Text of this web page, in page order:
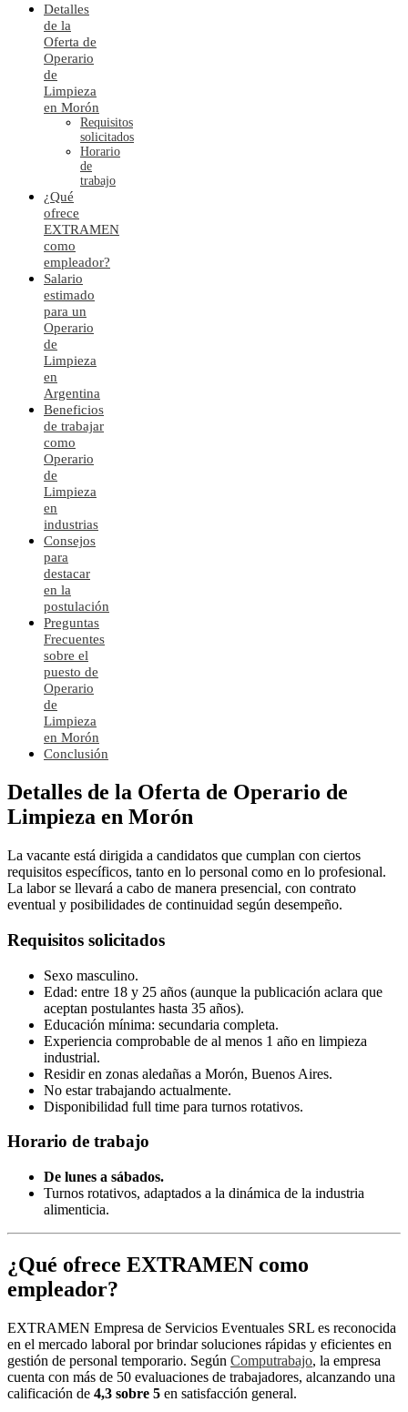
Detalles
de la
Oferta de
Operario
de
Limpieza
en Morón
Requisitos
solicitados
Horario
de
trabajo
¿Qué
ofrece
EXTRAMEN
como
empleador?
Salario
estimado
para un
Operario
de
Limpieza
en
Argentina
Beneficios
de trabajar
como
Operario
de
Limpieza
en
industrias
Consejos
para
destacar
en la
postulación
Preguntas
Frecuentes
sobre el
puesto de
Operario
de
Limpieza
en Morón
Conclusión
Detalles de la Oferta de Operario de
Limpieza en Morón
La vacante está dirigida a candidatos que cumplan con ciertos
requisitos específicos, tanto en lo personal como en lo profesional.
La labor se llevará a cabo de manera presencial, con contrato
eventual y posibilidades de continuidad según desempeño.
Requisitos solicitados
Sexo masculino.
Edad: entre 18 y 25 años (aunque la publicación aclara que
aceptan postulantes hasta 35 años).
Educación mínima: secundaria completa.
Experiencia comprobable de al menos 1 año en limpieza
industrial.
Residir en zonas aledañas a Morón, Buenos Aires.
No estar trabajando actualmente.
Disponibilidad full time para turnos rotativos.
Horario de trabajo
De lunes a sábados.
Turnos rotativos, adaptados a la dinámica de la industria
alimenticia.
¿Qué ofrece EXTRAMEN como
empleador?
EXTRAMEN Empresa de Servicios Eventuales SRL es reconocida
en el mercado laboral por brindar soluciones rápidas y eficientes en
gestión de personal temporario. Según Computrabajo, la empresa
cuenta con más de 50 evaluaciones de trabajadores, alcanzando una
calificación de 4,3 sobre 5 en satisfacción general.